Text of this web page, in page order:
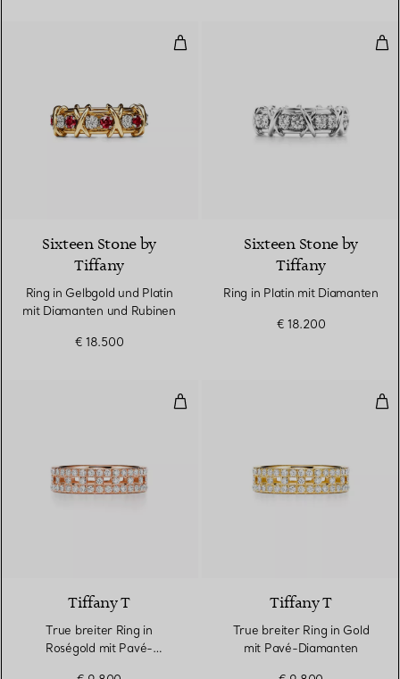
Ring in Gelbgold und Platin mit
Sixteen Stone by
Tiffany
Ring in Gelbgold und Platin
mit Diamanten und Rubinen
€ 18.500
Sixteen Stone by
Tiffany
Ring in Platin mit Diamanten
€ 18.200
True breiter Ring in Roségold
Tiffany T
True breiter Ring in
Roségold mit Pavé-
Tiffany T
True breiter Ring in Gold
mit Pavé-Diamanten